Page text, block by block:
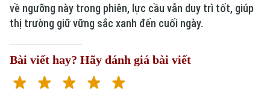
về ngưỡng này trong phiên, lực cầu vẫn duy trì tốt, giúp
thị trường giữ vững sắc xanh đến cuối ngày.
Bài viết hay? Hãy đánh giá bài viết